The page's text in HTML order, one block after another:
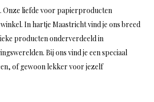
Onze liefde voor papierproducten
winkel. In hartje Maastricht vind je ons breed
producten onderverdeeld in
Bij ons vind je een speciaal
of gewoon lekker voor jezelf